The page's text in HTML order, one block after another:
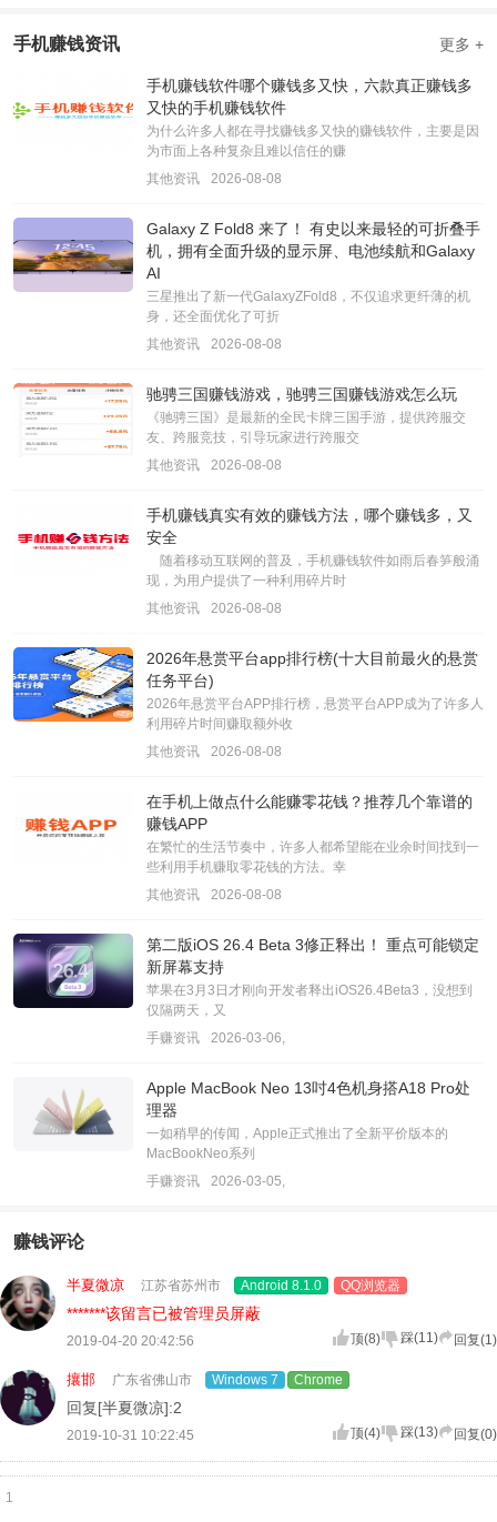
手机赚钱资讯 更多 +
手机赚钱软件哪个赚钱多又快，六款真正赚钱多
又快的手机赚钱软件
为什么许多人都在寻找赚钱多又快的赚钱软件，主要是因
为市面上各种复杂且难以信任的赚
其他资讯
2026-08-08
Galaxy Z Fold8 来了！ 有史以来最轻的可折叠手
机，拥有全面升级的显示屏、电池续航和Galaxy
AI
三星推出了新一代GalaxyZFold8，不仅追求更纤薄的机
身，还全面优化了可折
其他资讯
2026-08-08
驰骋三国赚钱游戏，驰骋三国赚钱游戏怎么玩
《驰骋三国》是最新的全民卡牌三国手游，提供跨服交
友、跨服竞技，引导玩家进行跨服交
其他资讯
2026-08-08
手机赚钱真实有效的赚钱方法，哪个赚钱多，又
安全
随着移动互联网的普及，手机赚钱软件如雨后春笋般涌
现，为用户提供了一种利用碎片时
其他资讯
2026-08-08
2026年悬赏平台app排行榜(十大目前最火的悬赏
任务平台)
2026年悬赏平台APP排行榜，悬赏平台APP成为了许多人
利用碎片时间赚取额外收
其他资讯
2026-08-08
在手机上做点什么能赚零花钱？推荐几个靠谱的
赚钱APP
在繁忙的生活节奏中，许多人都希望能在业余时间找到一
些利用手机赚取零花钱的方法。幸
其他资讯
2026-08-08
第二版iOS 26.4 Beta 3修正释出！ 重点可能锁定
新屏幕支持
苹果在3月3日才刚向开发者释出iOS26.4Beta3，没想到
仅隔两天，又
手赚资讯
2026-03-06,
Apple MacBook Neo 13吋4色机身搭A18 Pro处
理器
一如稍早的传闻，Apple正式推出了全新平价版本的
MacBookNeo系列
手赚资讯
2026-03-05,
赚钱评论
半夏微凉 江苏省苏州市 Android 8.1.0 QQ浏览器
*******该留言已被管理员屏蔽
2019-04-20 20:42:56 回复(1)
踩(11)
顶(8)
攘邯 广东省佛山市 Windows 7 Chrome
回复[半夏微凉]:2
2019-10-31 10:22:45 回复(0)
踩(13)
顶(4)
1